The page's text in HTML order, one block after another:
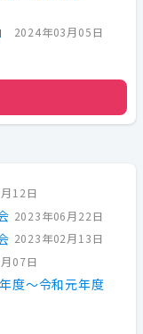
2024年03月05日
12日
2023年06月22日
2023年02月13日
07日
度～令和元年度